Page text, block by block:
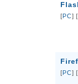
[PC] [
[PC] [